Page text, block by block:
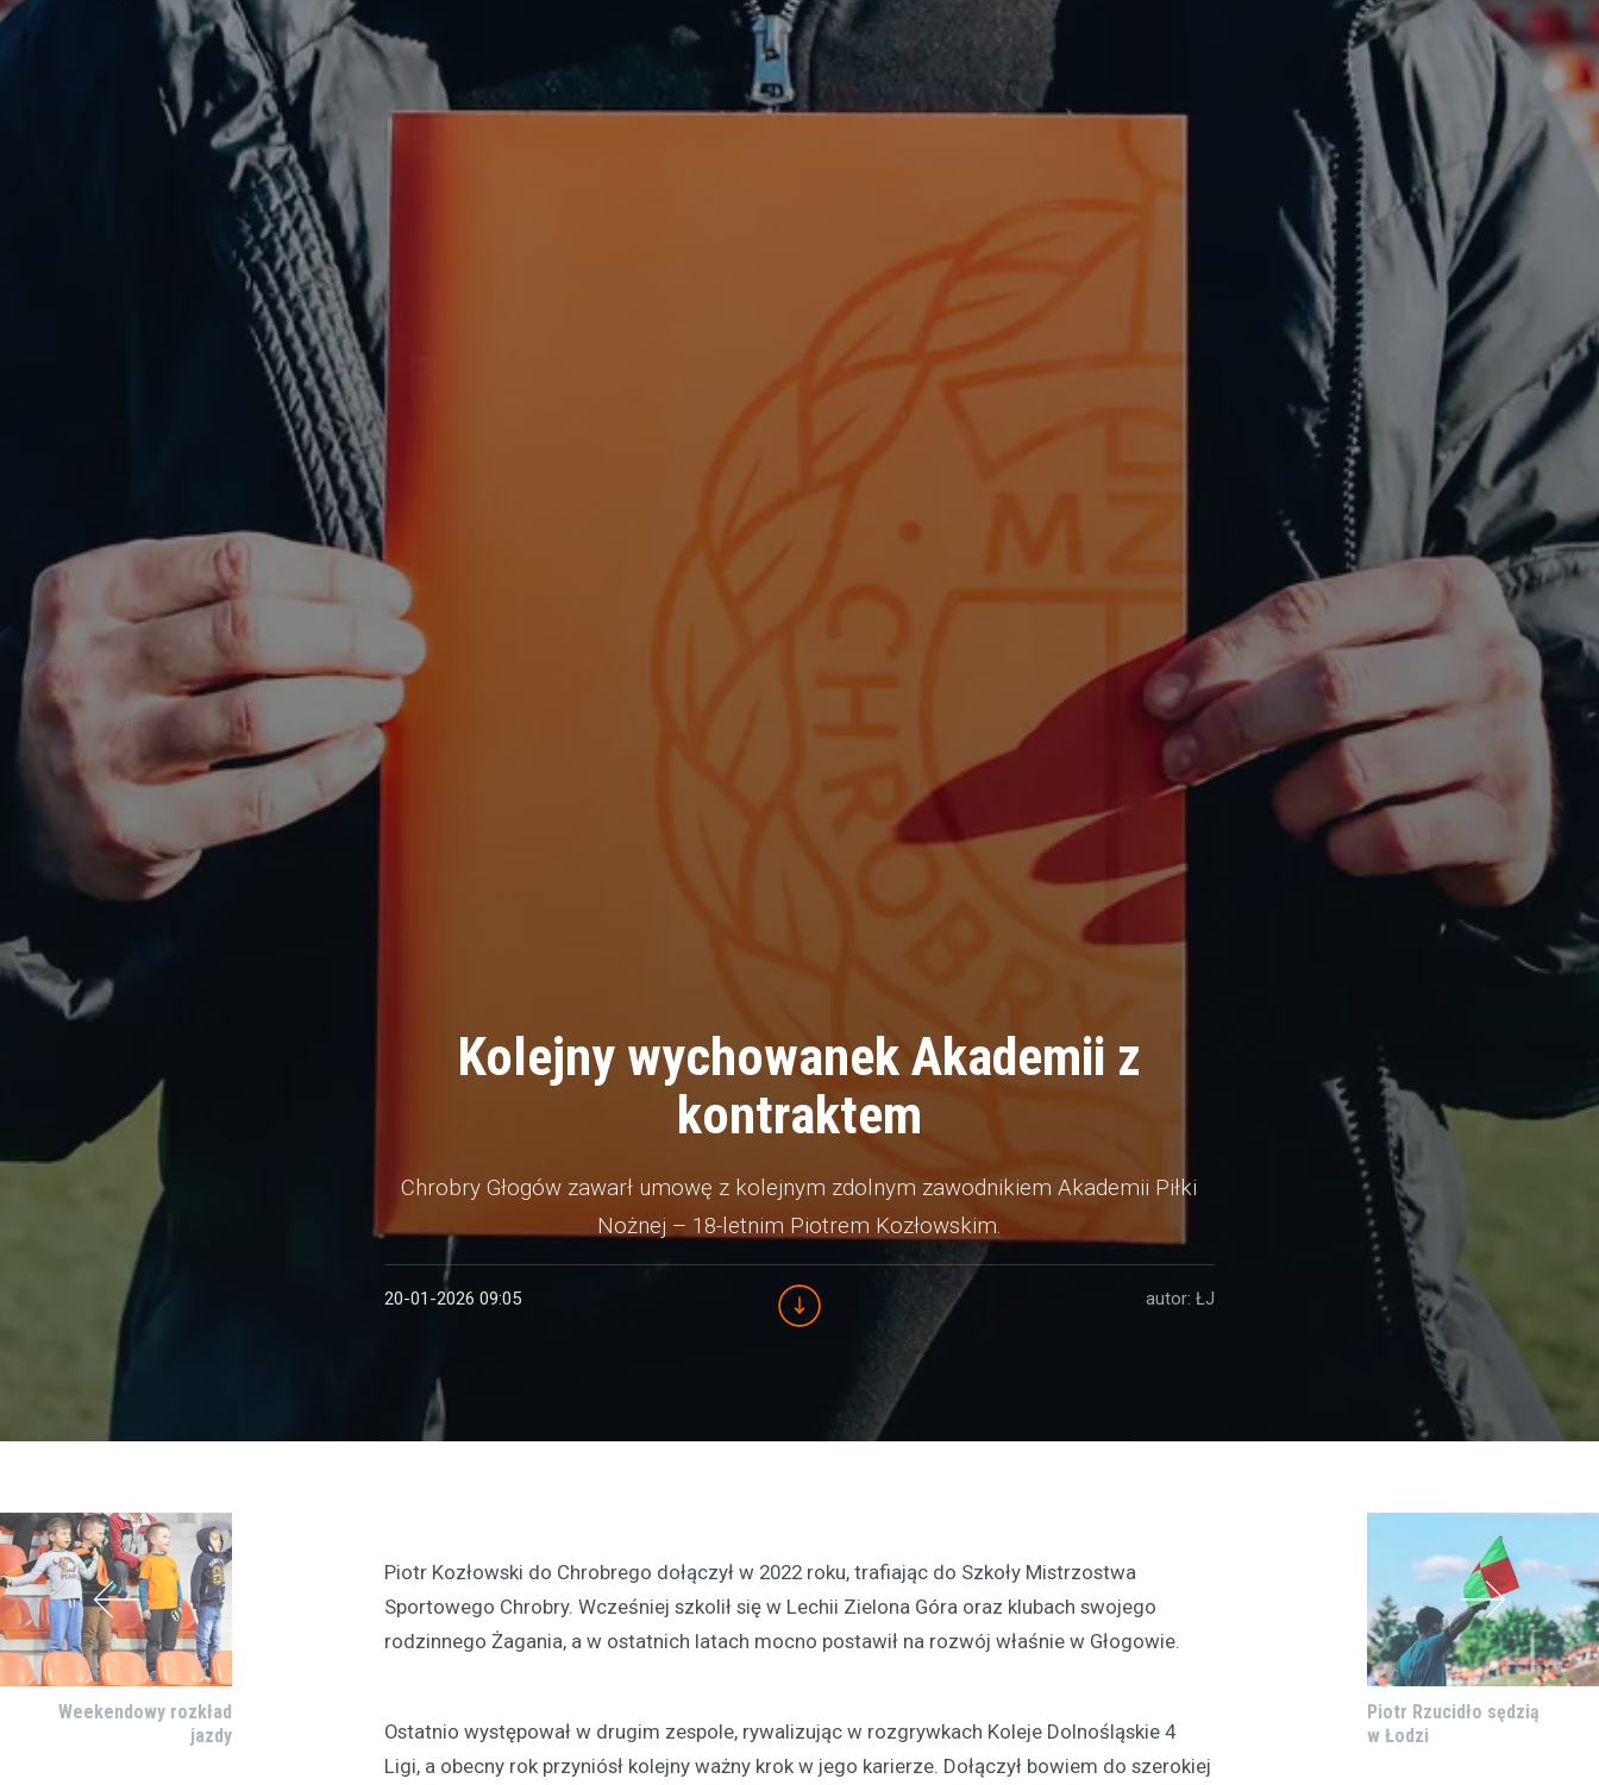
Kolejny wychowanek Akademii z
kontraktem
Chrobry Głogów zawarł umowę z kolejnym zdolnym zawodnikiem Akademii Piłki
Nożnej – 18-letnim Piotrem Kozłowskim.
20-01-2026 09:05 autor: ŁJ
Piotr Kozłowski do Chrobrego dołączył w 2022 roku, trafiając do Szkoły Mistrzostwa
Sportowego Chrobry. Wcześniej szkolił się w Lechii Zielona Góra oraz klubach swojego
rodzinnego Żagania, a w ostatnich latach mocno postawił na rozwój właśnie w Głogowie.
Ostatnio występował w drugim zespole, rywalizując w rozgrywkach Koleje Dolnośląskie 4
Ligi, a obecny rok przyniósł kolejny ważny krok w jego karierze. Dołączył bowiem do szerokiej
Weekendowy rozkład
jazdy
Piotr Rzucidło sędzią
w Łodzi